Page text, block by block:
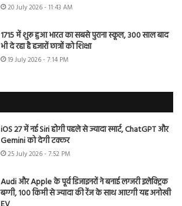
20 July 2026 - 11:43 AM
1715 में शुरू हुआ भारत का सबसे पुराना स्कूल, 300 साल बाद
भी दे रहा है हजारों छात्रों को शिक्षा
19 July 2026 - 7:14 PM
iOS 27 में नई Siri होगी पहले से ज्यादा स्मार्ट, ChatGPT और
Gemini को देगी टक्कर
25 July 2026 - 7:52 PM
Audi और Apple के पूर्व डिजाइनरों ने बनाई लग्जरी इलेक्ट्रिक
बग्गी, 100 किमी से ज्यादा की रेंज के साथ आएगी यह अनोखी